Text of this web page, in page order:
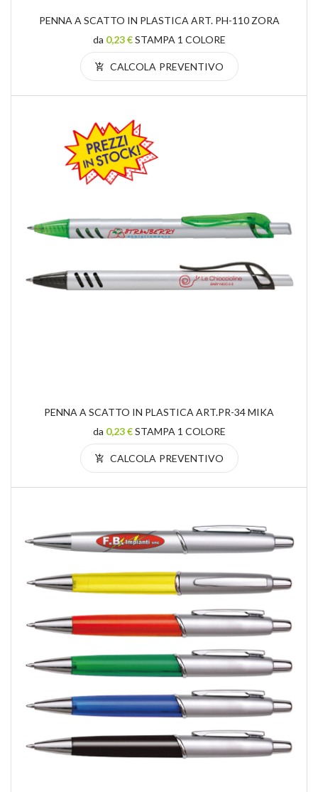
PENNA A SCATTO IN PLASTICA ART. PH-110 ZORA
da 0,23 €STAMPA 1 COLORE
CALCOLA PREVENTIVO
PENNA A SCATTO IN PLASTICA ART.PR-34 MIKA
da 0,23 €STAMPA 1 COLORE
CALCOLA PREVENTIVO